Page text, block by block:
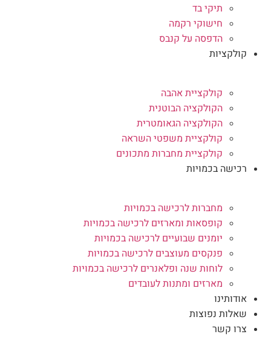
תיקי בד
חישוקי רקמה
הדפסה על קנבס
קולקציות
קולקציית אהבה
הקולקציה הבוטנית
הקולקציה הגאומטרית
קולקציית משפטי השראה
קולקציית מחברות מתכונים
רכישה בכמויות
מחברות לרכישה בכמויות
קופסאות ומארזים לרכישה בכמויות
יומנים שבועיים לרכישה בכמויות
פנקסים מעוצבים לרכישה בכמויות
לוחות שנה ופלאנרים לרכישה בכמויות
מארזים ומתנות לעובדים
אודותינו
שאלות נפוצות
צרו קשר